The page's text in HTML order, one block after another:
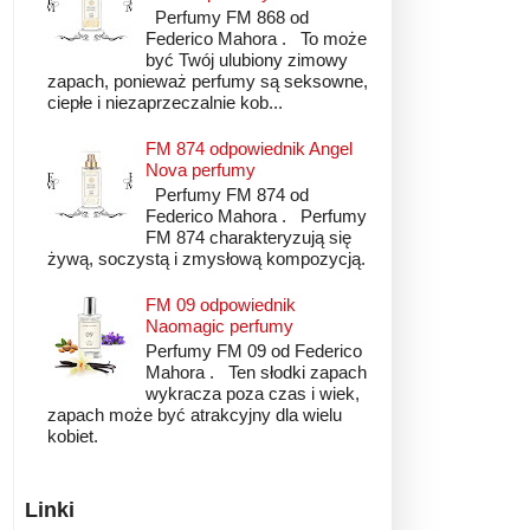
Perfumy FM 868 od
Federico Mahora . To może
być Twój ulubiony zimowy
zapach, ponieważ perfumy są seksowne,
ciepłe i niezaprzeczalnie kob...
FM 874 odpowiednik Angel
Nova perfumy
Perfumy FM 874 od
Federico Mahora . Perfumy
FM 874 charakteryzują się
żywą, soczystą i zmysłową kompozycją.
FM 09 odpowiednik
Naomagic perfumy
Perfumy FM 09 od Federico
Mahora . Ten słodki zapach
wykracza poza czas i wiek,
zapach może być atrakcyjny dla wielu
kobiet.
Linki